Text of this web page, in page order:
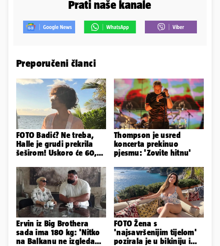
Prati naše kanale
Preporučeni članci
FOTO Badić? Ne treba,
Halle je grudi prekrila
šeširom! Uskoro će 60,
Thompson je usred
koncerta prekinuo
pjesmu: 'Zovite hitnu'
Ervin iz Big Brothera
sada ima 180 kg: 'Nitko
na Balkanu ne izgleda
FOTO Žena s
'najsavršenijim tijelom'
pozirala je u bikiniju i